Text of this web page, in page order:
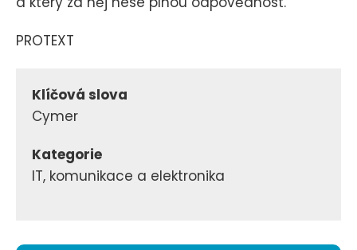
PROTEXT
Klíčová slova
Cymer
Kategorie
IT, komunikace a elektronika